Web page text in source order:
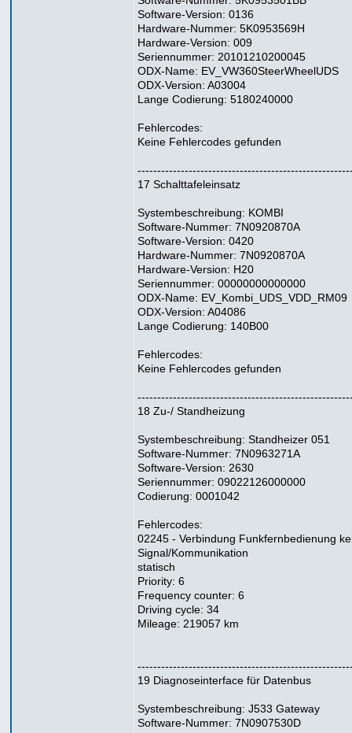
Software-Version: 0136
Hardware-Nummer: 5K0953569H
Hardware-Version: 009
Seriennummer: 20101210200045
ODX-Name: EV_VW360SteerWheelUDS
ODX-Version: A03004
Lange Codierung: 5180240000
Fehlercodes:
Keine Fehlercodes gefunden
17 Schalttafeleinsatz
Systembeschreibung: KOMBI
Software-Nummer: 7N0920870A
Software-Version: 0420
Hardware-Nummer: 7N0920870A
Hardware-Version: H20
Seriennummer: 00000000000000
ODX-Name: EV_Kombi_UDS_VDD_RM09
ODX-Version: A04086
Lange Codierung: 140B00
Fehlercodes:
Keine Fehlercodes gefunden
18 Zu-/ Standheizung
Systembeschreibung: Standheizer 051
Software-Nummer: 7N0963271A
Software-Version: 2630
Seriennummer: 09022126000000
Codierung: 0001042
Fehlercodes:
02245 - Verbindung Funkfernbedienung
Signal/Kommunikation
statisch
Priority: 6
Frequency counter: 6
Driving cycle: 34
Mileage: 219057 km
19 Diagnoseinterface für Datenbus
Systembeschreibung: J533 Gateway
Software-Nummer: 7N0907530D